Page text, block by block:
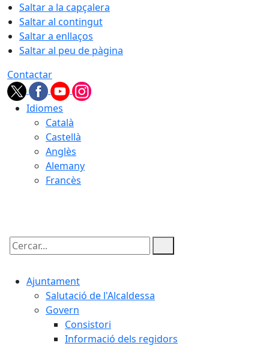
Saltar a la capçalera
Saltar al contingut
Saltar a enllaços
Saltar al peu de pàgina
Contactar
Idiomes
Català
Castellà
Anglès
Alemany
Francès
Cercar:
Ajuntament
Salutació de l'Alcaldessa
Govern
Consistori
Informació dels regidors